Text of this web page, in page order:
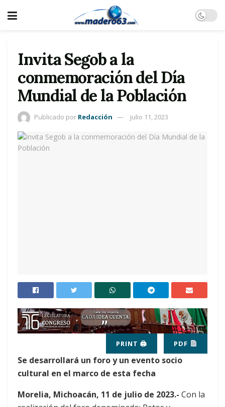
Invita Segob a la
conmemoración del Día
Mundial de la Población
Publicado por Redacción julio 11, 2023
PRINT 🖨 PDF
Se desarrollará un foro y un evento socio
cultural en el marco de esta fecha
Morelia, Michoacán, 11 de julio de 2023.- Con la